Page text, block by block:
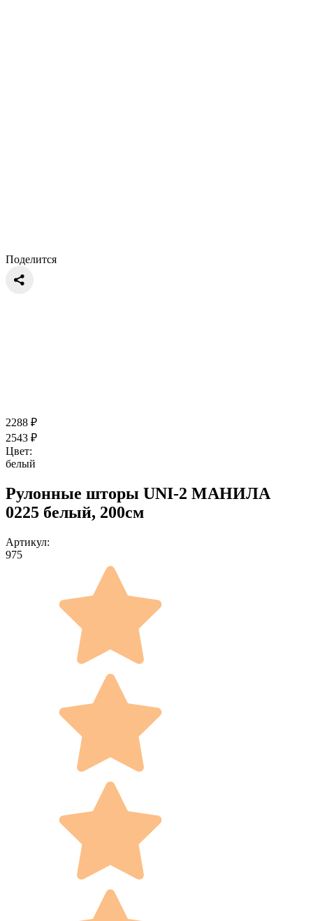
Поделится
2288 ₽
2543 ₽
Цвет:
белый
Рулонные шторы UNI-2 МАНИЛА
0225 белый, 200см
Артикул:
975